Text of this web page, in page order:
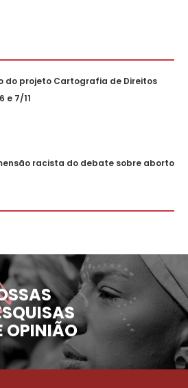
do projeto Cartografia de Direitos
e 7/11
racista do debate sobre aborto
OPINIÃO